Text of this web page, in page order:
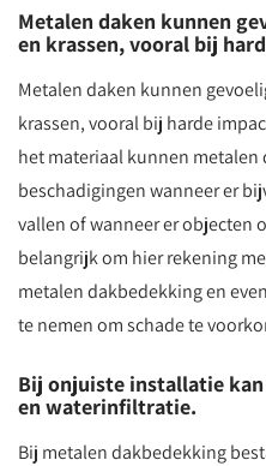
Metalen daken kunnen
en krassen, vooral bij
Metalen daken kunnen
krassen, vooral bij harde
het materiaal kunnen metalen
beschadigingen wanneer er
vallen of wanneer er objecten
belangrijk om hier rekening
metalen dakbedekking en
te nemen om schade te
Bij onjuiste installatie
en waterinfiltratie.
Bij metalen dakbedekking